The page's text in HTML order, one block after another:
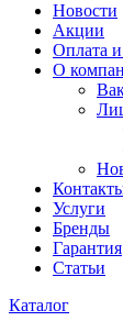
Новости
Акции
Оплата и
О
Услуги
Бренды
Гарантия
Статьи
Каталог